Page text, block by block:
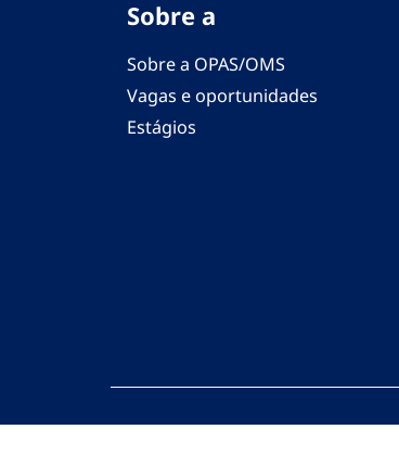
Sobre a
Sobre a OPAS/OMS
Vagas e oportunidades
Estágios